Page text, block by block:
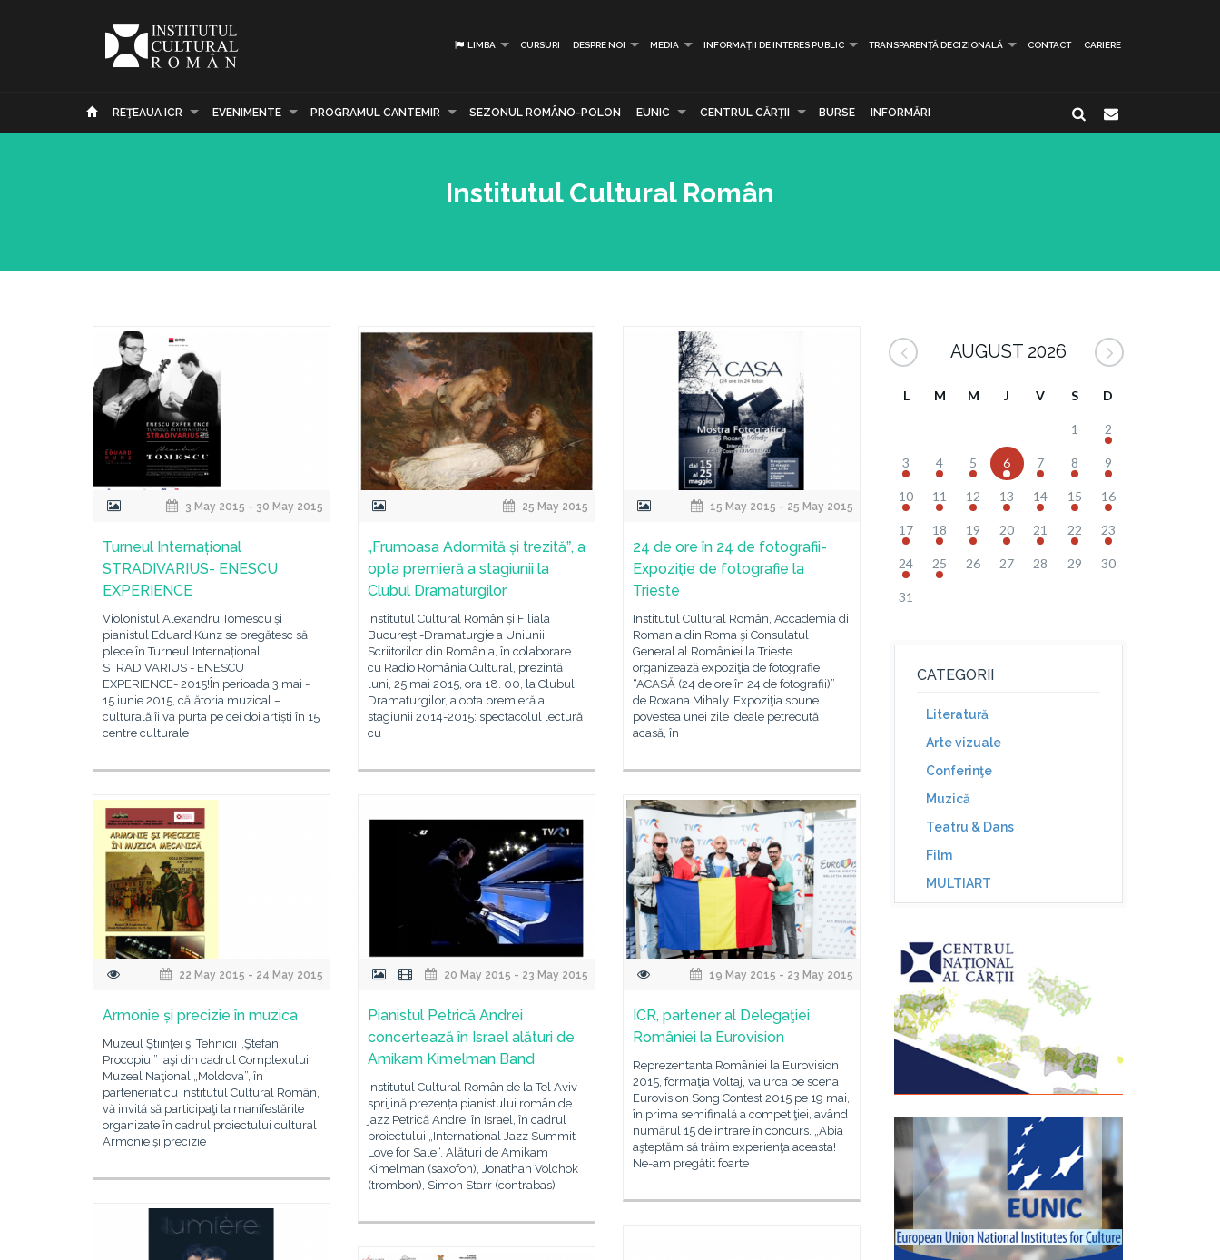
LIMBA CURSURI DESPRE NOI MEDIA INFORMAȚII DE INTERES PUBLIC TRANSPARENȚĂ DECIZIONALĂ CONTACT CARIERE
REŢEAUA ICR EVENIMENTE PROGRAMUL CANTEMIR SEZONUL ROMÂNO-POLON EUNIC CENTRUL CĂRŢII BURSE INFORMĂRI
Institutul Cultural Român
3 May 2015 - 30 May 2015
Turneul Internațional
STRADIVARIUS- ENESCU
EXPERIENCE
Violonistul Alexandru Tomescu și
pianistul Eduard Kunz se pregătesc să
plece în Turneul Internațional
STRADIVARIUS - ENESCU
EXPERIENCE- 2015!În perioada 3 mai -
15 iunie 2015, călătoria muzical –
culturală îi va purta pe cei doi artiști în 15
centre culturale
25 May 2015
„Frumoasa Adormită și trezităˮ, a
opta premieră a stagiunii la
Clubul Dramaturgilor
Institutul Cultural Român și Filiala
București-Dramaturgie a Uniunii
Scriitorilor din România, în colaborare
cu Radio România Cultural, prezintă
luni, 25 mai 2015, ora 18. 00, la Clubul
Dramaturgilor, a opta premieră a
stagiunii 2014-2015: spectacolul lectură
cu
15 May 2015 - 25 May 2015
24 de ore în 24 de fotografii-
Expoziţie de fotografie la
Trieste
Institutul Cultural Român, Accademia di
Romania din Roma şi Consulatul
General al României la Trieste
organizează expoziţia de fotografie
“ACASĂ (24 de ore în 24 de fotografii)”
de Roxana Mihaly. Expoziţia spune
povestea unei zile ideale petrecută
acasă, în
22 May 2015 - 24 May 2015
Armonie și precizie în muzica
Muzeul Ştiinţei şi Tehnicii „Ştefan
Procopiu ” Iaşi din cadrul Complexului
Muzeal Naţional „Moldova”, în
parteneriat cu Institutul Cultural Român,
vă invită să participaţi la manifestările
organizate în cadrul proiectului cultural
Armonie şi precizie
20 May 2015 - 23 May 2015
Pianistul Petrică Andrei
concertează în Israel alături de
Amikam Kimelman Band
Institutul Cultural Român de la Tel Aviv
sprijină prezența pianistului român de
jazz Petrică Andrei în Israel, în cadrul
proiectului „International Jazz Summit –
Love for Sale“. Alături de Amikam
Kimelman (saxofon), Jonathan Volchok
(trombon), Simon Starr (contrabas)
19 May 2015 - 23 May 2015
ICR, partener al Delegaţiei
României la Eurovision
Reprezentanta României la Eurovision
2015, formaţia Voltaj, va urca pe scena
Eurovision Song Contest 2015 pe 19 mai,
în prima semifinală a competiţiei, având
numărul 15 de intrare în concurs. „Abia
aşteptăm să trăim experienţa aceasta!
Ne-am pregătit foarte
AUGUST 2026
L M M J V S D
1 2
3 4 5 6 7 8 9
10 11 12 13 14 15 16
17 18 19 20 21 22 23
24 25 26 27 28 29 30
31
CATEGORII
Literatură
Arte vizuale
Conferinţe
Muzică
Teatru & Dans
Film
MULTIART